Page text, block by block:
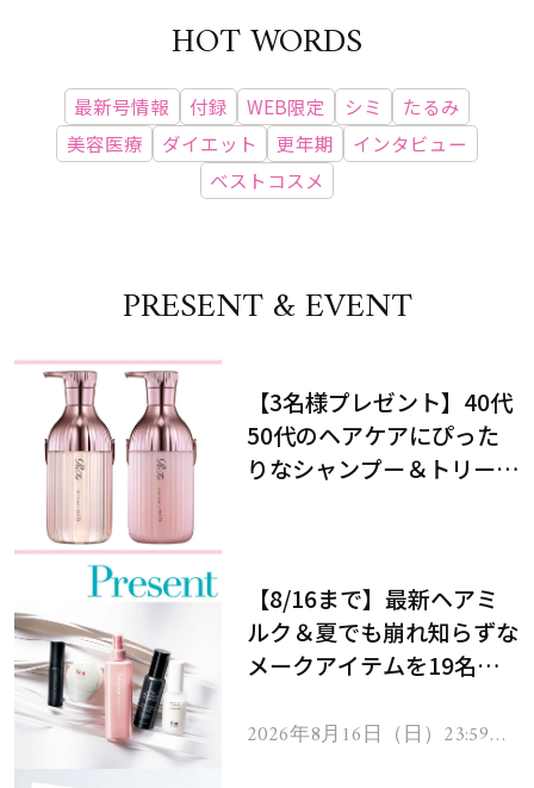
HOT WORDS
最新号情報 付録 WEB限定 シミ
たるみ
美容医療
ダイエット 更年期
インタビュー
ベストコスメ
PRESENT & EVENT
【3名様プレゼント】40代
50代のヘアケアにぴった
りなシャンプー＆トリート
【8/16まで】最新ヘアミ
ルク＆夏でも崩れ知らずな
メークアイテムを19名様
2026年8月16日（日）23:59ま